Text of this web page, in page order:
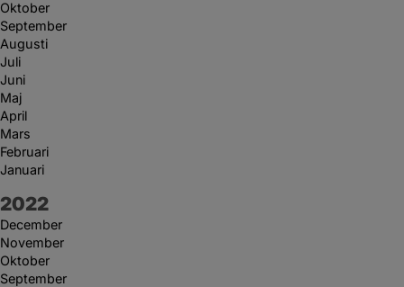
Oktober
September
Augusti
Juli
Juni
Maj
April
Mars
Februari
Januari
År:
2022
December
November
Oktober
September